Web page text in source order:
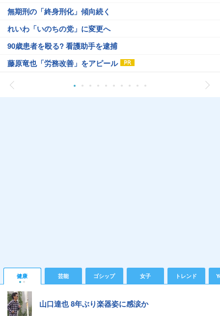
無期刑の「終身刑化」傾向続く
れいわ「いのちの党」に変更へ
90歳患者を殴る? 看護助手を逮捕
藤原竜也「労務改善」をアピール
健康 芸能 ゴシップ 女子 トレンド
山口達也 8年ぶり楽器姿に感涙か